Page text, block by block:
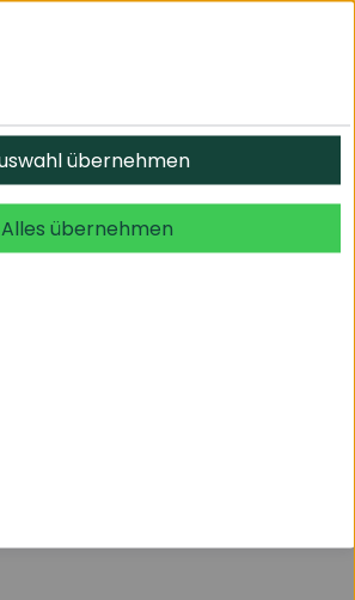
alle Rechte vorbehalten.
übernehmen
Alles übernehmen